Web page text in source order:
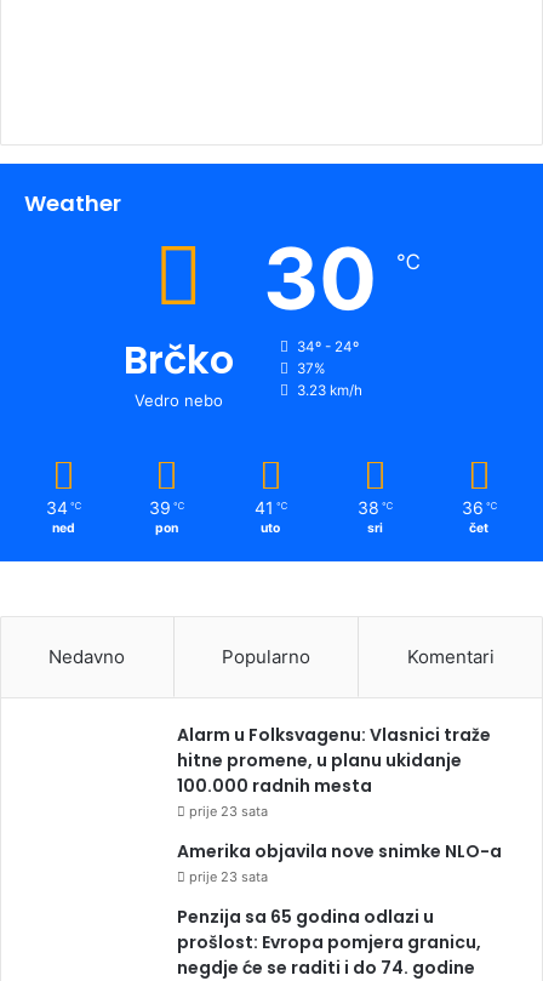
Weather
Brčko
Vedro nebo
30 ℃
34º - 24º
37%
3.23 km/h
34 ℃
ned
39 ℃
pon
41 ℃
uto
38 ℃
sri
36 ℃
čet
Nedavno Popularno Komentari
Alarm u Folksvagenu: Vlasnici traže
hitne promene, u planu ukidanje
100.000 radnih mesta
prije 23 sata
Amerika objavila nove snimke NLO-a
prije 23 sata
Penzija sa 65 godina odlazi u
prošlost: Evropa pomjera granicu,
negdje će se raditi i do 74. godine